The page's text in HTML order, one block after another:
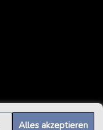
Alles akzeptieren